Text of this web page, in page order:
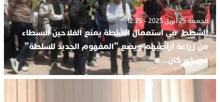
الجمعة 25 أبريل 2025 - 12:25
الشطط في استعمال السلطة يمنع الفلاحين البسطاء
من زراعة أراضيهم ويضع “المفهوم الجديد للسلطة”
في خبر كان..